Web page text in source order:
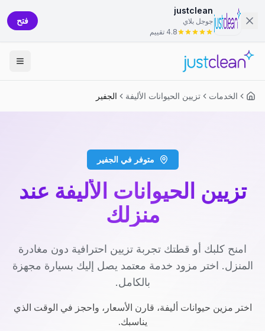
justclean
جوجل بلاي
4.8 تقييم
فتح
الخدمات تزيين الحيوانات الأليفة الجفير
متوفر في الجفير
تزيين الحيوانات الأليفة عند
منزلك
امنح كلبك أو قطتك تجربة تزيين احترافية دون مغادرة
المنزل. اختر مزود خدمة معتمد يصل إليك بسيارة مجهزة
بالكامل.
اختر مزين حيوانات أليفة، قارن الأسعار، واحجز في الوقت الذي
يناسبك.